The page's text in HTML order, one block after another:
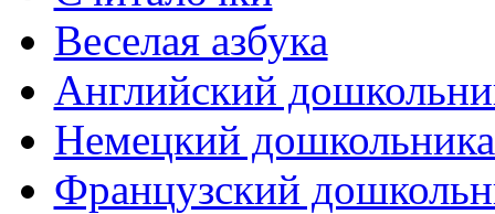
Веселая азбука
Английский
Немецкий
Французский